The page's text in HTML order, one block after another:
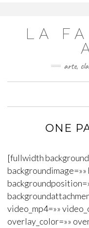
LA
arte,
ONE
[fullwidth
video_mp4=»»
overlay_color=»»